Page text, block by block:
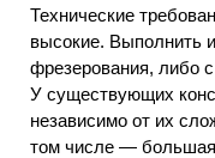
Технические
высокие. Выполнить
фрезерования, либо
У существующих
независимо от их
том числе —